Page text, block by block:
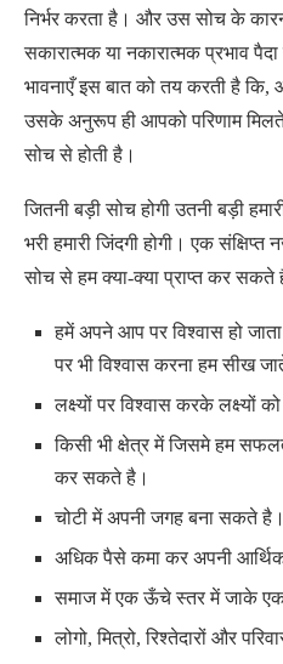
निर्भर करता है। और उस सोच के
सकारात्मक या नकारात्मक प्रभाव
भावनाएँ इस बात को तय करती है
उसके अनुरूप ही आपको परिणाम
सोच से होती है।
जितनी बड़ी सोच होगी उतनी बड़ी
भरी हमारी जिंदगी होगी। एक
सोच से हम क्या-क्या प्राप्त कर सकते
हमें अपने आप पर विश्वास हो
पर भी विश्वास करना हम सीख
लक्ष्यों पर विश्वास करके लक्ष्यों
किसी भी क्षेत्र में जिसमे हम
कर सकते है।
चोटी में अपनी जगह बना सकते है।
अधिक पैसे कमा कर अपनी
समाज में एक ऊँचे स्तर में जाके एक
लोगो, मित्रो, रिश्तेदारों और